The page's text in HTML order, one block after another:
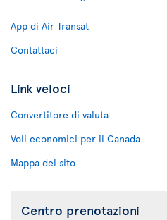
App di Air Transat
Contattaci
Link veloci
Convertitore di valuta
Voli economici per il Canada
Mappa del sito
Centro prenotazioni